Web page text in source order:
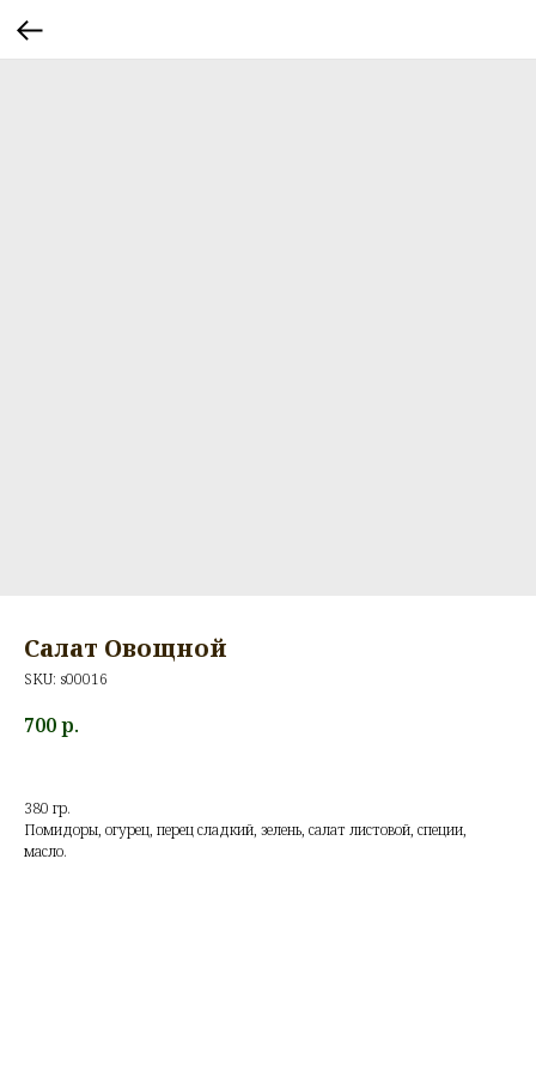
Салат Овощной
SKU: s00016
700р.
380 гр.
Помидоры, огурец, перец сладкий, зелень, салат листовой, специи,
масло.